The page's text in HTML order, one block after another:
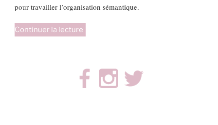
pour travailler l’organisation sémantique.
Continuer la lecture
fixes
idées